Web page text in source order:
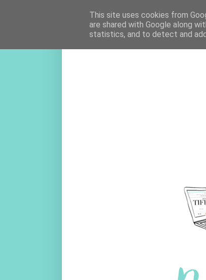
This site uses cookies from
are shared with Google along
statistics, and to detect and